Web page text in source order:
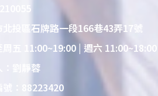
北投區石牌路一段166巷43弄17號
周五 11:00~19:00 | 週六
：劉靜蓉
號：88223420